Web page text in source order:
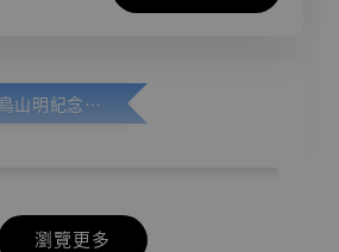
加購優惠【悟空 鳥山明紀念款 [奇蹟工作室]】
瀏覽更多